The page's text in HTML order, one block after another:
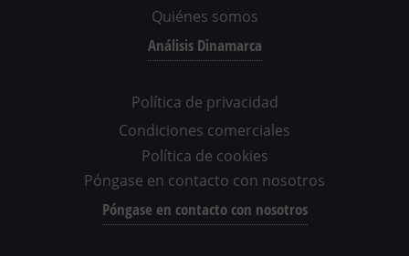
Quiénes somos
Análisis Dinamarca
Política de privacidad
Condiciones comerciales
Política de cookies
Póngase en contacto con nosotros
Póngase en contacto con nosotros